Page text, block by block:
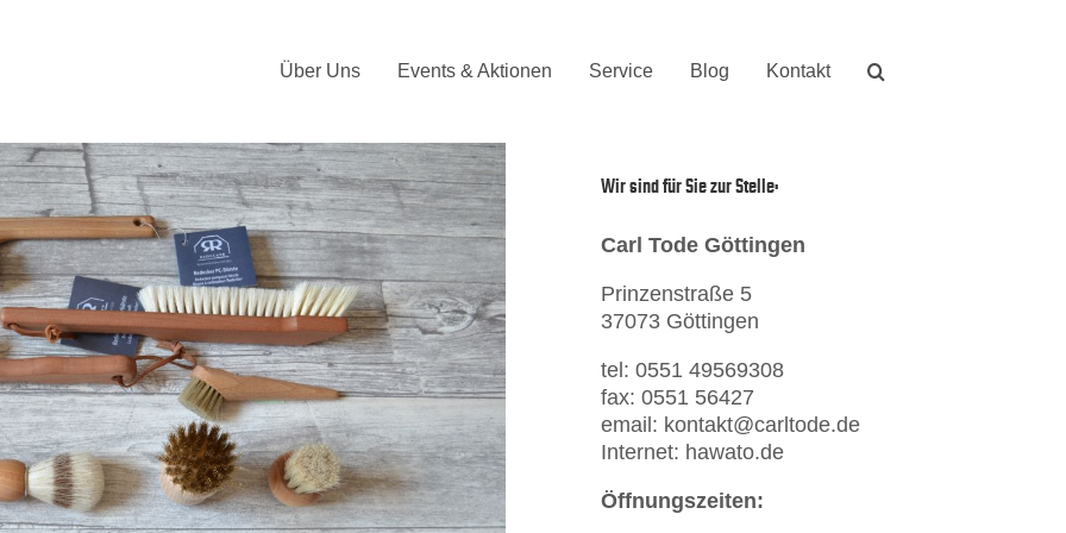
Über Uns Events & Aktionen Service Blog Kontakt
Wir sind für Sie zur Stelle:
Carl Tode Göttingen
Prinzenstraße 5
37073 Göttingen
tel: 0551 49569308
fax: 0551 56427
email: kontakt@carltode.de
Internet: hawato.de
Öffnungszeiten: